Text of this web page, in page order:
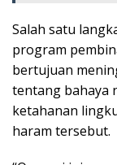
Salah satu
program
bertujuan
tentang bahaya
ketahanan
haram tersebut.